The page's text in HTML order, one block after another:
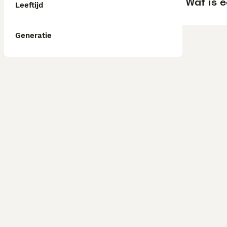
Leeftijd
Generatie